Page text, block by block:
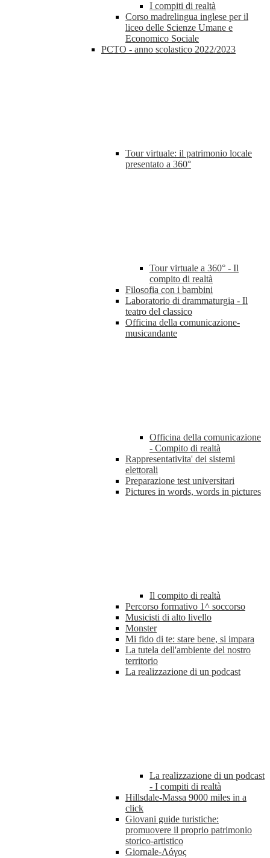
I compiti di realtà
Corso madrelingua inglese per il
liceo delle Scienze Umane e
Economico Sociale
PCTO - anno scolastico 2022/2023
Tour virtuale: il patrimonio locale
presentato a 360°
Tour virtuale a 360° - Il
compito di realtà
Filosofia con i bambini
Laboratorio di drammaturgia - Il
teatro del classico
Officina della comunicazione-
musicandante
Officina della comunicazione
- Compito di realtà
Rappresentativita' dei sistemi
elettorali
Preparazione test universitari
Pictures in words, words in pictures
Il compito di realtà
Percorso formativo 1^ soccorso
Musicisti di alto livello
Monster
Mi fido di te: stare bene, si impara
La tutela dell'ambiente del nostro
territorio
La realizzazione di un podcast
La realizzazione di un podcast
- I compiti di realtà
Hillsdale-Massa 9000 miles in a
click
Giovani guide turistiche:
promuovere il proprio patrimonio
storico-artistico
Giornale-Λóγος